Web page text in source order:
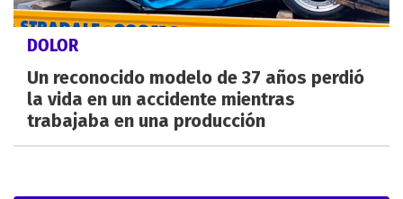
DOLOR
Un reconocido modelo de 37 años perdió
la vida en un accidente mientras
trabajaba en una producción